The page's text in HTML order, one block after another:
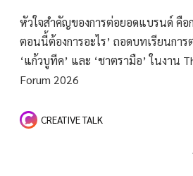
หัวใจสำคัญของการต่อยอดแบรนด์ คือ
ตอนนี้ต้องการอะไร’ ถอดบทเรียนกา
‘แก้วบูทีค’ และ ‘ชาตรามือ’ ในงาน
Forum 2026
CREATIVE TALK